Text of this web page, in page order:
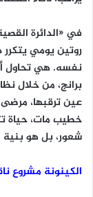
في «الدائرة
روتين يومي
نفسه. هي تحاول
برانج، من خلال
عين ترقبها،
خطيب مات، حياة
شعور، بل هو
الكينونة مشروع